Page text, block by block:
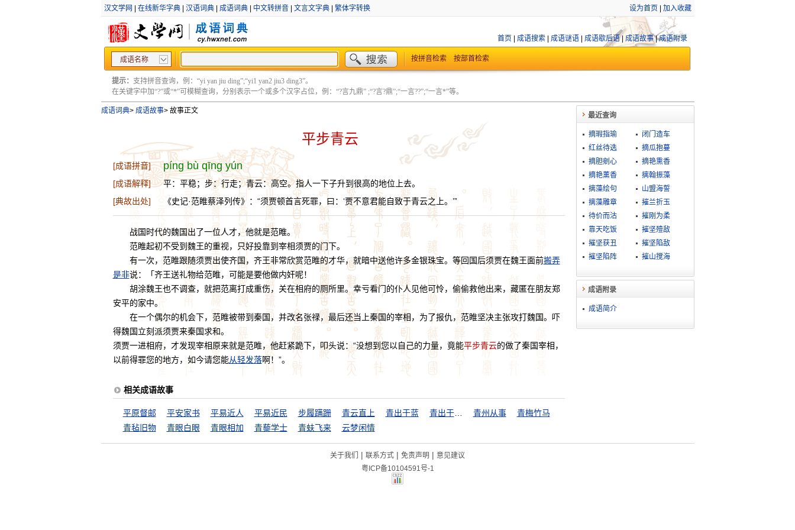
汉文学网 在线新华字典| 汉语词典| 成语词典| 中文转拼音| 文言文字典| 繁体字转换 设为首页 加入收藏
首页 成语搜索| 成语谜语| 成语歇后语| 成语故事|成语附录
成语名称 按拼音检索 按部首检索
提示： 支持拼音查询，例：“yi yan jiu ding”;“yi1 yan2 jiu3 ding3”。
在关键字中加“?”或“*”可模糊查询，分别表示一个或多个汉字占位，例：“?言九鼎” ;“?言?鼎”;“一言??”;“一言*”等。
成语词典> 成语故事>故事正文
平步青云
[成语拼音] píng bù qīng yún
[成语解释]
平：平稳；步：行走；青云：高空。指人一下子升到很高的地位上去。
[典故出处]
《史记·范睢蔡泽列传》：“须贾顿首言死罪，曰：‘贾不意君能自致于青云之上。’”
战国时代的魏国出了一位人才，他就是范睢。
范睢起初不受到魏王的重视，只好投靠到宰相须贾的门下。
有一次，范睢跟随须贾出使齐国，齐王非常欣赏范睢的才华，就暗中送他许多金银珠宝。等回国后须贾在魏王面前搬弄
是非说：「齐王送礼物给范睢，可能是要他做内奸呢！
胡涂魏王也不调查，就把范离打成重伤，关在相府的厕所里。幸亏看门的仆人见他可怜，偷偷救他出来，藏匿在朋友郑
安平的家中。
在一个偶尔的机会下，范睢被带到秦国，并改名张禄，最后还当上秦国的宰相，为了报仇，范睢坚决主张攻打魏国。吓
得魏国立刻派须贾来秦国求和。
须贾一进相府，才发现宰相原来就是范睢，他赶紧跪下，叩头说：“没想到您以自己的力量，竟能平步青云的做了秦国宰相，
以前得罪您的地方，如今请您能从轻发落啊！”。
相关成语故事
平原督邮 平安家书 平易近人 平易近民 步履蹒跚 青云直上 青出于蓝 青出于蓝而胜于蓝 青州从事
青梅竹马
青毡旧物
青眼白眼 青眼相加 青藜学士 青蚨飞来 云梦闲情
最近查询
摘瑕指瑜
闭门造车
红丝待选
摘瓜抱蔓
摘胆剜心
摘艳熏香
摘艳薰香
摛翰振藻
摛藻绘句
山盟海誓
摛藻雕章
摧兰折玉
待价而沽
摧刚为柔
靠天吃饭
摧坚殪敌
摧坚获丑
摧坚陷敌
摧坚陷阵
摧山搅海
成语附录
成语简介
关于我们 | 联系方式 | 免责声明 | 意见建议
粤ICP备10104591号-1